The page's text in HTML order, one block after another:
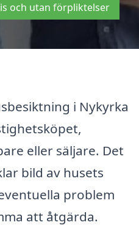
och utan förpliktelser
i Nykyrka
eller säljare. Det
bild av husets
problem
att åtgärda.